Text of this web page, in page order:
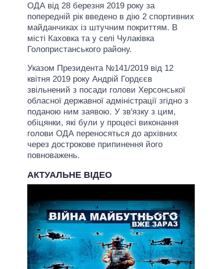
ОДА від 28 березня 2019 року за
попередній рік введено в дію 2 спортивних
майданчиках із штучним покриттям. В
місті Каховка та у селі Чулаківка
Голопристанського району.
Указом Президента №141/2019 від 12
квітня 2019 року Андрій Гордєєв
звільнений з посади голови Херсонської
обласної державної адміністрації згідно з
поданою ним заявою. У зв'язку з цим,
обіцянки, які були у процесі виконання
голови ОДА переносяться до архівних
через дострокове припинення його
повноважень.
АКТУАЛЬНЕ ВІДЕО